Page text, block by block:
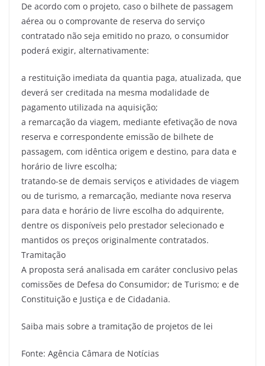
De acordo com o projeto, caso o bilhete de passagem
aérea ou o comprovante de reserva do serviço
contratado não seja emitido no prazo, o consumidor
poderá exigir, alternativamente:
a restituição imediata da quantia paga, atualizada, que
deverá ser creditada na mesma modalidade de
pagamento utilizada na aquisição;
a remarcação da viagem, mediante efetivação de nova
reserva e correspondente emissão de bilhete de
passagem, com idêntica origem e destino, para data e
horário de livre escolha;
tratando-se de demais serviços e atividades de viagem
ou de turismo, a remarcação, mediante nova reserva
para data e horário de livre escolha do adquirente,
dentre os disponíveis pelo prestador selecionado e
mantidos os preços originalmente contratados.
Tramitação
A proposta será analisada em caráter conclusivo pelas
comissões de Defesa do Consumidor; de Turismo; e de
Constituição e Justiça e de Cidadania.
Saiba mais sobre a tramitação de projetos de lei
Fonte: Agência Câmara de Notícias